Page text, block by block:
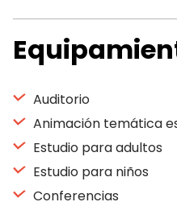
Auditorio
Animación temática
Estudio para adultos
Estudio para niños
Conferencias